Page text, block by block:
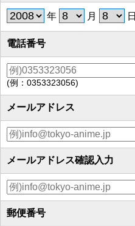
年 月 日
電話番号
(例：0353323056)
メールアドレス
メールアドレス確認入力
郵便番号